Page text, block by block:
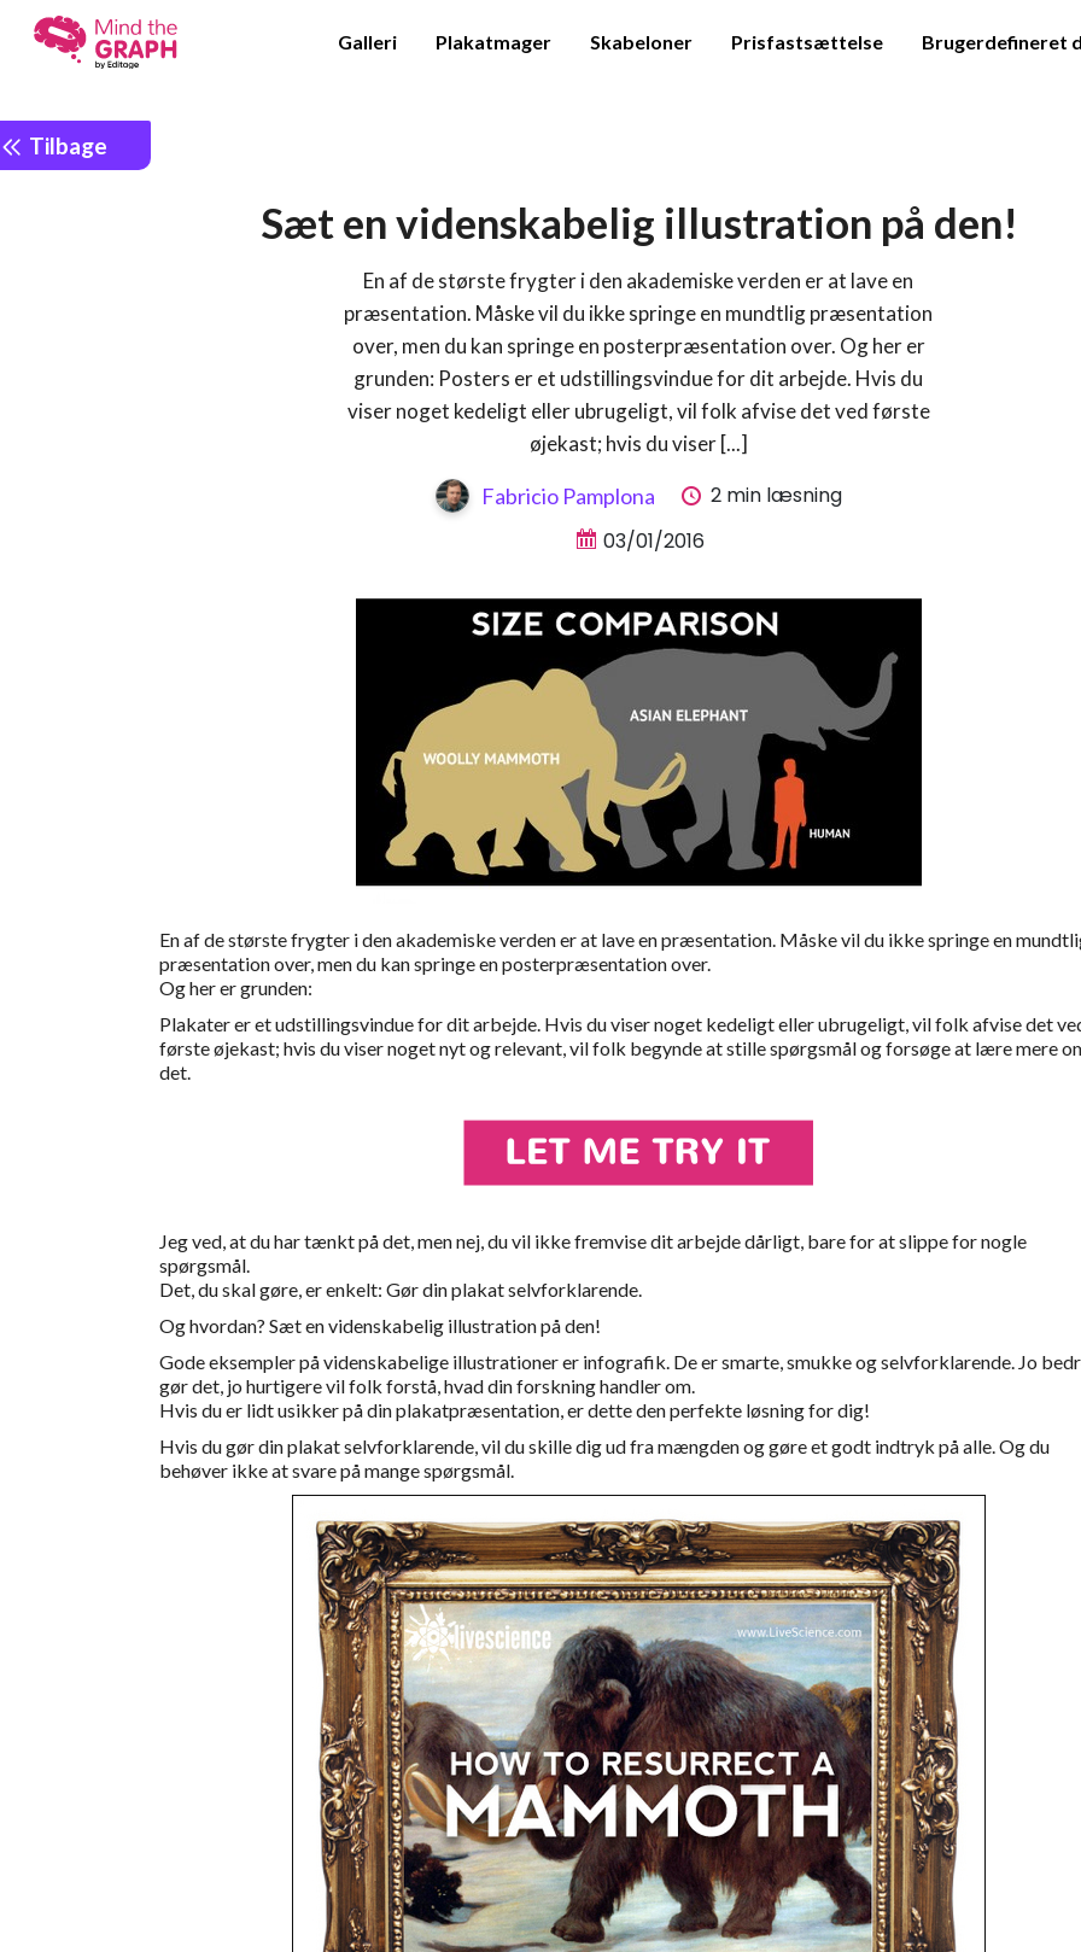
Galleri Plakatmager Skabeloner Prisfastsættelse Brugerdefineret
Tilbage
Sæt en videnskabelig illustration på den!
En af de største frygter i den akademiske verden er at lave en
præsentation. Måske vil du ikke springe en mundtlig præsentation
over, men du kan springe en posterpræsentation over. Og her er
grunden: Posters er et udstillingsvindue for dit arbejde. Hvis du
viser noget kedeligt eller ubrugeligt, vil folk afvise det ved første
øjekast; hvis du viser [...]
Fabricio Pamplona
2 min læsning
03/01/2016
En af de største frygter i den akademiske verden er at lave en præsentation. Måske vil du ikke springe en
præsentation over, men du kan springe en posterpræsentation over.
Og her er grunden:
Plakater er et udstillingsvindue for dit arbejde. Hvis du viser noget kedeligt eller ubrugeligt, vil folk afvise det
første øjekast; hvis du viser noget nyt og relevant, vil folk begynde at stille spørgsmål og forsøge at lære mere
det.
Jeg ved, at du har tænkt på det, men nej, du vil ikke fremvise dit arbejde dårligt, bare for at slippe for nogle
spørgsmål.
Det, du skal gøre, er enkelt: Gør din plakat selvforklarende.
Og hvordan? Sæt en videnskabelig illustration på den!
Gode eksempler på videnskabelige illustrationer er infografik. De er smarte, smukke og selvforklarende. Jo
gør det, jo hurtigere vil folk forstå, hvad din forskning handler om.
Hvis du er lidt usikker på din plakatpræsentation, er dette den perfekte løsning for dig!
Hvis du gør din plakat selvforklarende, vil du skille dig ud fra mængden og gøre et godt indtryk på alle. Og du
behøver ikke at svare på mange spørgsmål.